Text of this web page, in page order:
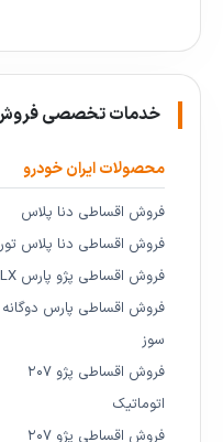
خدمات تخصصی
محصولات ایران خودرو
فروش اقساطی دنا پلاس
فروش اقساطی دنا پلاس
فروش اقساطی پژو پارس LX
فروش اقساطی پارس دوگانه
سوز
فروش اقساطی پژو ۲۰۷
اتوماتیک
فروش اقساطی پژو ۲۰۷